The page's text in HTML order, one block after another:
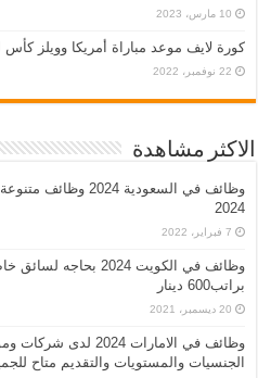
10 مارس، 2023
كورة لايف موعد مباراة أمريكا وويلز كأس
22 نوفمبر، 2022
الاكثر مشاهدة
وظائف في السعودية
2024
7 فبراير، 2022
وظائف في الكويت 2024
براتب600 دينار
20 ديسمبر، 2021
وظائف في الامارات
الجنسيات والمستويات والتقديم متاح